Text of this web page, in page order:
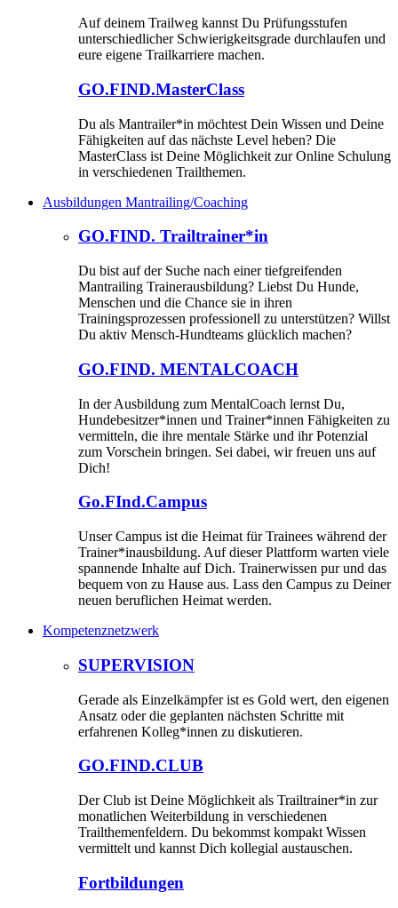
Auf deinem Trailweg kannst Du Prüfungsstufen
unterschiedlicher Schwierigkeitsgrade durchlaufen und
eure eigene Trailkarriere machen.
GO.FIND.MasterClass
Du als Mantrailer*in möchtest Dein Wissen und Deine
Fähigkeiten auf das nächste Level heben? Die
MasterClass ist Deine Möglichkeit zur Online Schulung
in verschiedenen Trailthemen.
Ausbildungen Mantrailing/Coaching
GO.FIND. Trailtrainer*in
Du bist auf der Suche nach einer tiefgreifenden
Mantrailing Trainerausbildung? Liebst Du Hunde,
Menschen und die Chance sie in ihren
Trainingsprozessen professionell zu unterstützen? Willst
Du aktiv Mensch-Hundteams glücklich machen?
GO.FIND. MENTALCOACH
In der Ausbildung zum MentalCoach lernst Du,
Hundebesitzer*innen und Trainer*innen Fähigkeiten zu
vermitteln, die ihre mentale Stärke und ihr Potenzial
zum Vorschein bringen. Sei dabei, wir freuen uns auf
Dich!
Go.FInd.Campus
Unser Campus ist die Heimat für Trainees während der
Trainer*inausbildung. Auf dieser Plattform warten viele
spannende Inhalte auf Dich. Trainerwissen pur und das
bequem von zu Hause aus. Lass den Campus zu Deiner
neuen beruflichen Heimat werden.
Kompetenznetzwerk
SUPERVISION
Gerade als Einzelkämpfer ist es Gold wert, den eigenen
Ansatz oder die geplanten nächsten Schritte mit
erfahrenen Kolleg*innen zu diskutieren.
GO.FIND.CLUB
Der Club ist Deine Möglichkeit als Trailtrainer*in zur
monatlichen Weiterbildung in verschiedenen
Trailthemenfeldern. Du bekommst kompakt Wissen
vermittelt und kannst Dich kollegial austauschen.
Fortbildungen